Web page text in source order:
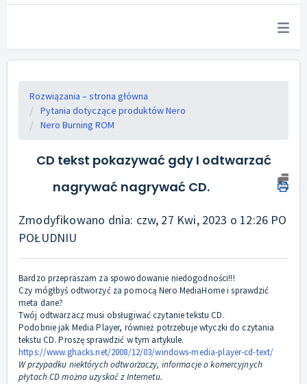
Rozwiązania – strona główna
Pytania dotyczące produktów Nero
Nero Burning ROM
CD tekst pokazywać gdy I odtwarzać
nagrywać nagrywać CD.
Zmodyfikowano dnia: czw, 27 Kwi, 2023 o 12:26 PO
POŁUDNIU
Bardzo przepraszam za spowodowanie niedogodności!!!
Czy mógłbyś odtworzyć za pomocą Nero MediaHome i sprawdzić
meta dane?
Twój odtwarzacz musi obsługiwać czytanie tekstu CD.
Podobnie jak Media Player, również potrzebuje wtyczki do czytania
tekstu CD. Proszę sprawdzić w tym artykule.
https://www.ghacks.net/2008/12/03/windows-media-player-cd-text/
W przypadku niektórych odtwarzaczy, informacje o komercyjnych
płytach CD można uzyskać z Internetu.